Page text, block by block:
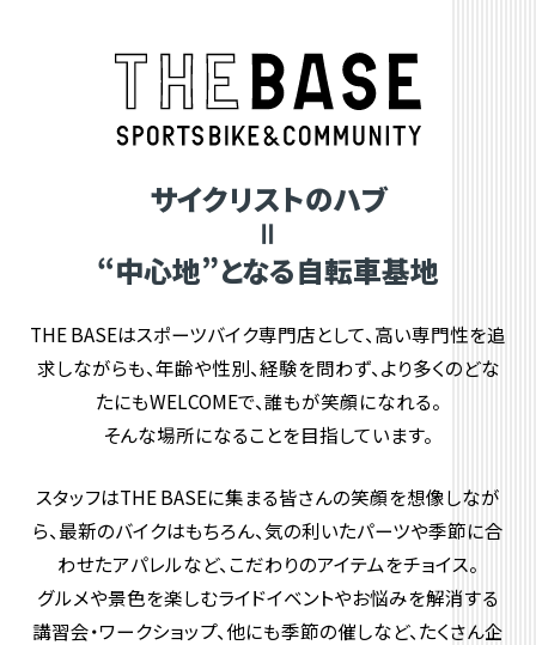
サイクリストのハブ
＝
“中心地”となる自転車基地
THE BASEはスポーツバイク専門店として、高い専門性を追
求しながらも、年齢や性別、経験を問わず、より多くのどな
たにもWELCOMEで、誰もが笑顔になれる。
そんな場所になることを目指しています。
スタッフはTHE BASEに集まる皆さんの笑顔を想像しなが
ら、最新のバイクはもちろん、気の利いたパーツや季節に合
わせたアパレルなど、こだわりのアイテムをチョイス。
グルメや景色を楽しむライドイベントやお悩みを解消する
講習会・ワークショップ、他にも季節の催しなど、たくさん企